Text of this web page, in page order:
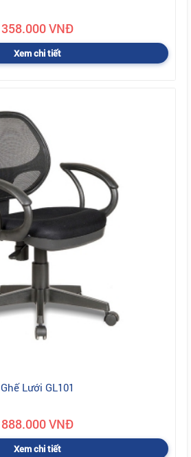
358.000 VNĐ
Xem chi tiết
Ghế Lưới GL101
888.000 VNĐ
Xem chi tiết